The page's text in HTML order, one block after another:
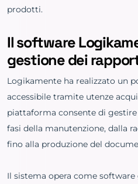
prodotti.
Il software
gestione dei
Logikamente ha realizzato un
accessibile tramite utenze
piattaforma consente di
fasi della manutenzione, dalla
fino alla produzione del
Il sistema opera come